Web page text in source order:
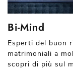
Bi-Mind
Esperti del buon
matrimoniali a
scopri di più sul